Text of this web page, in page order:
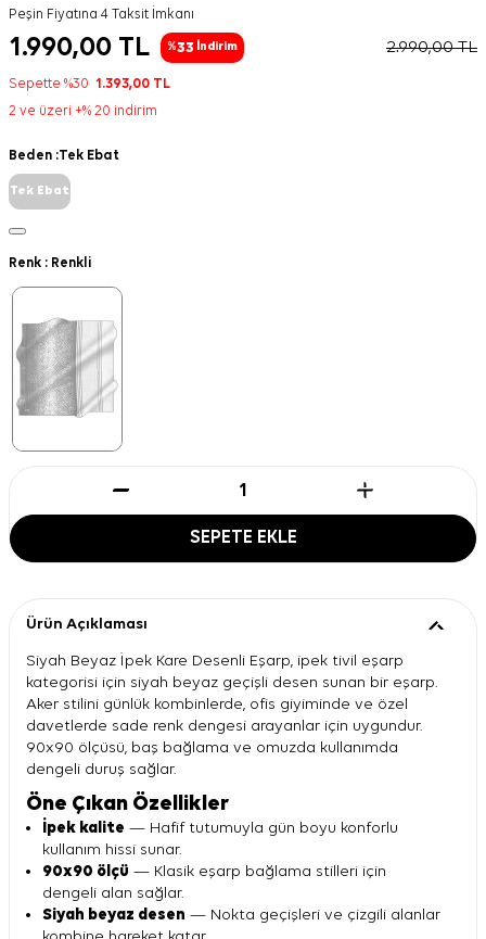
Peşin Fiyatına 4 Taksit İmkanı
1.990,00 TL %33 İndirim 2.990,00TL
Sepette %30 1.393,00 TL
2 ve üzeri +% 20 indirim
Beden :Tek Ebat
Tek Ebat
Renk : Renkli
SEPETE EKLE
Ürün Açıklaması
Siyah Beyaz İpek Kare Desenli Eşarp, ipek tivil eşarp
kategorisi için siyah beyaz geçişli desen sunan bir eşarp.
Aker stilini günlük kombinlerde, ofis giyiminde ve özel
davetlerde sade renk dengesi arayanlar için uygundur.
90x90 ölçüsü, baş bağlama ve omuzda kullanımda
dengeli duruş sağlar.
Öne Çıkan Özellikler
İpek kalite — Hafif tutumuyla gün boyu konforlu
kullanım hissi sunar.
90x90 ölçü — Klasik eşarp bağlama stilleri için
dengeli alan sağlar.
Siyah beyaz desen — Nokta geçişleri ve çizgili alanlar